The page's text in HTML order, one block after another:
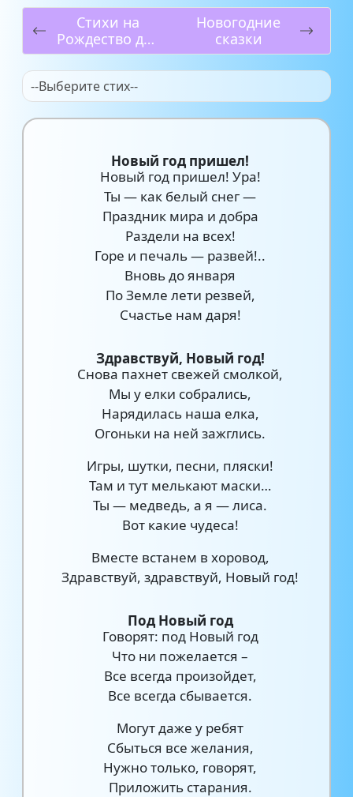
Стихи на
Рождество для
детей
Новогодние
сказки
--Выберите стих--
Новый год пришел!
Новый год пришел! Ура!
Ты — как белый снег —
Праздник мира и добра
Раздели на всех!
Горе и печаль — развей!..
Вновь до января
По Земле лети резвей,
Счастье нам даря!
Здравствуй, Новый год!
Снова пахнет свежей смолкой,
Мы у елки собрались,
Нарядилась наша елка,
Огоньки на ней зажглись.
Игры, шутки, песни, пляски!
Там и тут мелькают маски…
Ты — медведь, а я — лиса.
Вот какие чудеса!
Вместе встанем в хоровод,
Здравствуй, здравствуй, Новый год!
Под Новый год
Говорят: под Новый год
Что ни пожелается –
Все всегда произойдет,
Все всегда сбывается.
Могут даже у ребят
Сбыться все желания,
Нужно только, говорят,
Приложить старания.